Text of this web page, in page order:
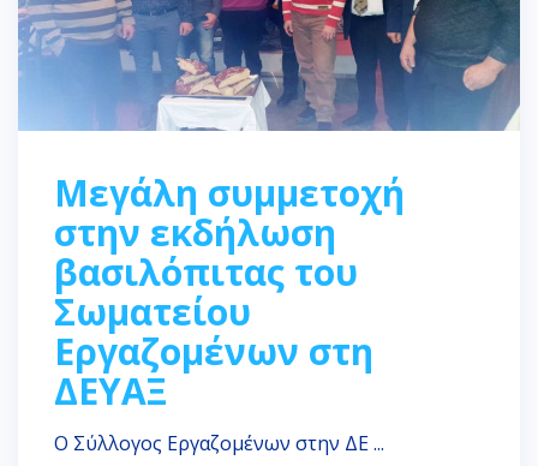
Μεγάλη συμμετοχή
στην εκδήλωση
βασιλόπιτας του
Σωματείου
Εργαζομένων στη
ΔΕΥΑΞ
Ο Σύλλογος Εργαζομένων στην ΔΕ ...